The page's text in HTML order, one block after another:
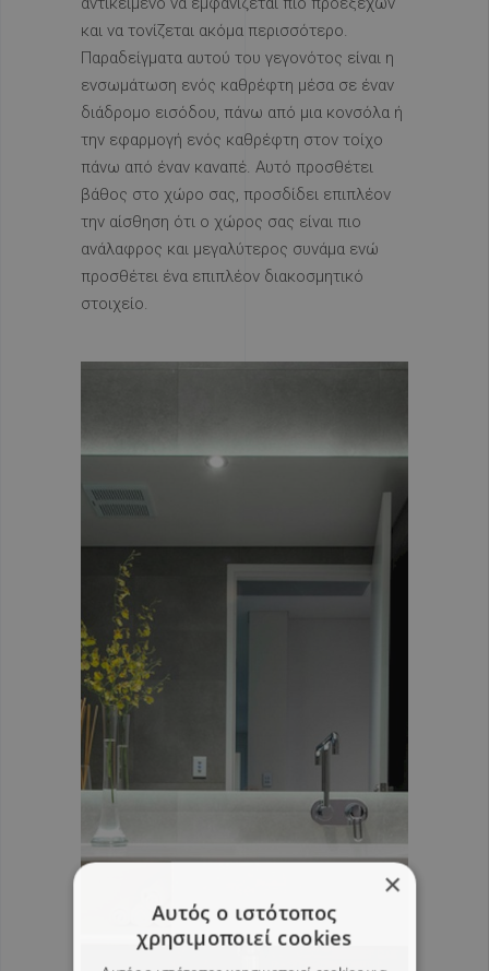
και να τονίζεται ακόμα περισσότερο.
Παραδείγματα αυτού του γεγονότος είναι η
ενσωμάτωση ενός καθρέφτη μέσα σε έναν
διάδρομο εισόδου, πάνω από μια κονσόλα ή
την εφαρμογή ενός καθρέφτη στον τοίχο
πάνω από έναν καναπέ. Αυτό προσθέτει
βάθος στο χώρο σας, προσδίδει επιπλέον
την αίσθηση ότι ο χώρος σας είναι πιο
ανάλαφρος και μεγαλύτερος συνάμα ενώ
προσθέτει ένα επιπλέον διακοσμητικό
στοιχείο.
×
Αυτός ο ιστότοπος
χρησιμοποιεί cookies